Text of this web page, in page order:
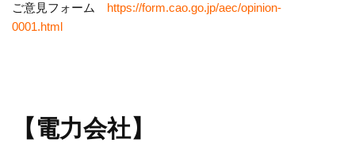
ご意見フォーム https://form.cao.go.jp/aec/opinion-
0001.html
【電力会社】